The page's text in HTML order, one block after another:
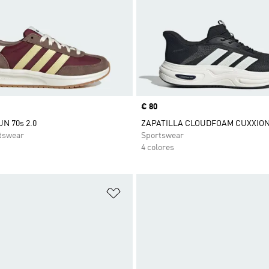
70s 2.0
Precio
€ 80
ZAPATILLA CLOUDFOAM
Sportswear
4 colores